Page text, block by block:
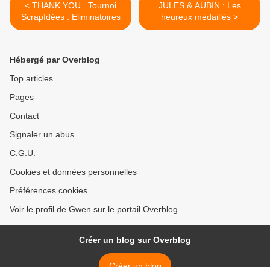
< THANK YOU...Tournoi
ScrapIdées : Eliminatoires
JULES & AUBIN : Les
heureux médaillés >
Hébergé par Overblog
Top articles
Pages
Contact
Signaler un abus
C.G.U.
Cookies et données personnelles
Préférences cookies
Voir le profil de Gwen sur le portail Overblog
Créer un blog sur Overblog